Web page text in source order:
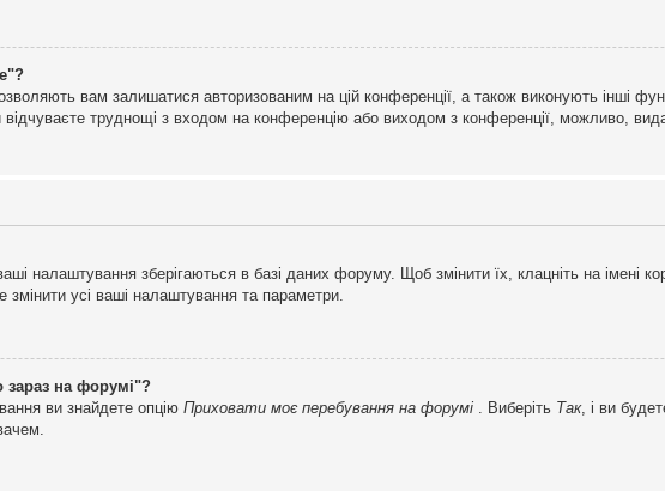
вам залишатися авторизованим на цій конференції, а також виконують інші
труднощі з входом на конференцію або виходом з конференції, можливо,
налаштування зберігаються в базі даних форуму. Щоб змінити їх, клацніть на імені
змінити усі ваші налаштування та параметри.
зараз на форумі"?
ви знайдете опцію Приховати моє перебування на форумі . Виберіть Так, і ви